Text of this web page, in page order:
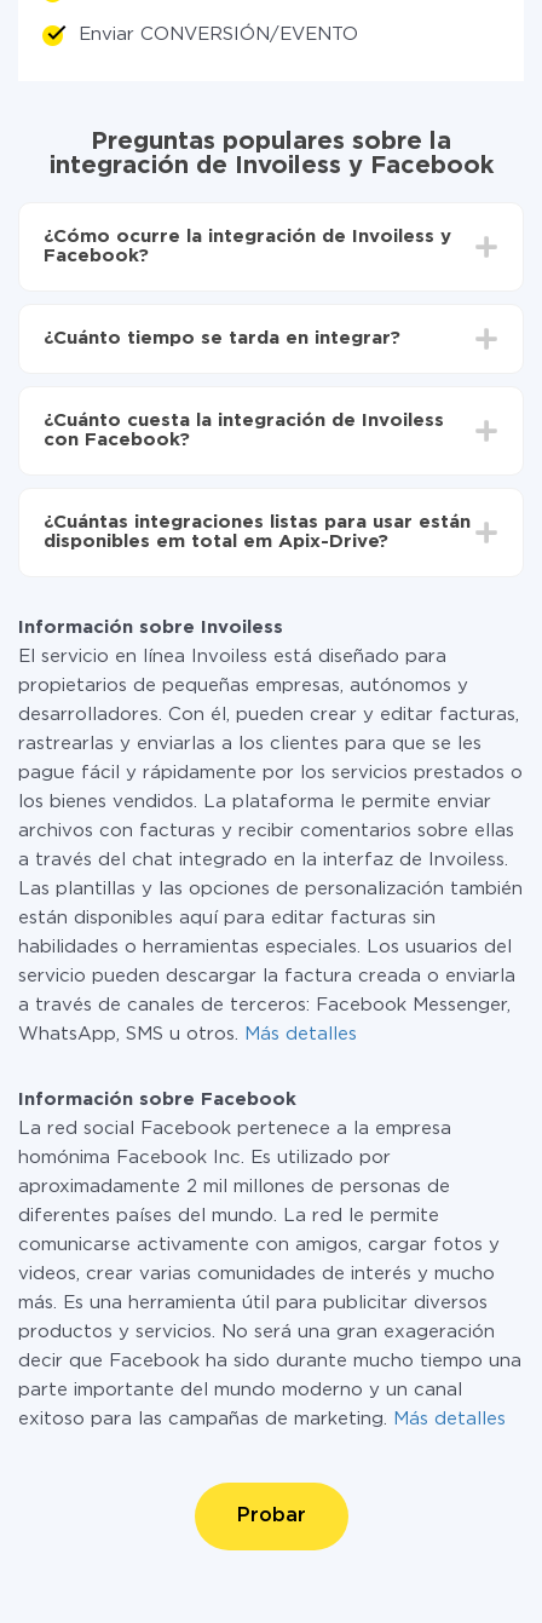
Enviar CONVERSIÓN/EVENTO
Preguntas populares sobre la
integración de Invoiless y Facebook
¿Cómo ocurre la integración de Invoiless y
Facebook?
Elija qué datos transferir de Invoiless a Facebook
de Invoiless a Facebook
¿Cuánto tiempo se tarda en integrar?
oscilar entre 5 y 30 minutos. En promedio, la
configuración tarda entre 10 y 15 minutos.
¿Cuánto cuesta la integración de Invoiless
con Facebook?
tarifas. Usted solo paga por la cantidad de datos que
realmente se transfieren de uno de sus sistemas a otro
manera segura un plan de tarifa gratuita o cambiar a
uno de pago, si es necesario. Más detalles sobre
tarifas.
¿Cuántas integraciones listas para usar están
disponibles em total em Apix-Drive?
Información sobre Invoiless
El servicio en línea Invoiless está diseñado para
propietarios de pequeñas empresas, autónomos y
desarrolladores. Con él, pueden crear y editar facturas,
rastrearlas y enviarlas a los clientes para que se les
pague fácil y rápidamente por los servicios prestados o
los bienes vendidos. La plataforma le permite enviar
archivos con facturas y recibir comentarios sobre ellas
a través del chat integrado en la interfaz de Invoiless.
Las plantillas y las opciones de personalización también
están disponibles aquí para editar facturas sin
habilidades o herramientas especiales. Los usuarios del
servicio pueden descargar la factura creada o enviarla
a través de canales de terceros: Facebook Messenger,
WhatsApp, SMS u otros.
Más detalles
Información sobre Facebook
La red social Facebook pertenece a la empresa
homónima Facebook Inc. Es utilizado por
aproximadamente 2 mil millones de personas de
diferentes países del mundo. La red le permite
comunicarse activamente con amigos, cargar fotos y
videos, crear varias comunidades de interés y mucho
más. Es una herramienta útil para publicitar diversos
productos y servicios. No será una gran exageración
decir que Facebook ha sido durante mucho tiempo una
parte importante del mundo moderno y un canal
exitoso para las campañas de marketing.
Más detalles
Probar